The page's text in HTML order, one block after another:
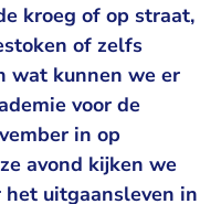
kroeg of op straat,
of zelfs
wat kunnen we er
voor de
in op
avond kijken we
uitgaansleven in